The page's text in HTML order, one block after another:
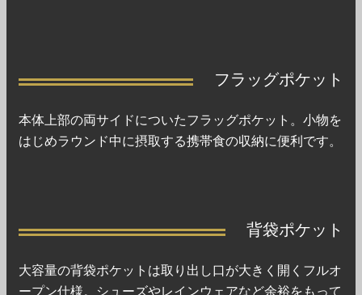
フラッグポケット
本体上部の両サイドについたフラッグポケット。小物を
はじめラウンド中に摂取する携帯食の収納に便利です。
背袋ポケット
大容量の背袋ポケットは取り出し口が大きく開くフルオ
ープン仕様。シューズやレインウェアなど余裕をもって